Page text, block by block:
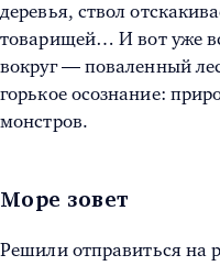
деревья, ствол
товарищей… И вот уже
вокруг — поваленный
горькое осознание:
монстров.
Море зовет
Решили отправиться на